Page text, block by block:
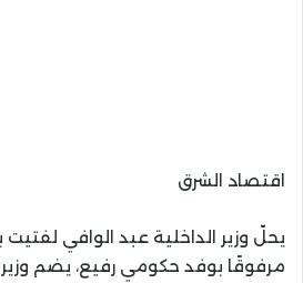
اقتصاد الشرق
يحلّ وزير الداخلية عبد الوافي لفتيت
مرفوقًا بوفد حكومي رفيع، يضم وزير